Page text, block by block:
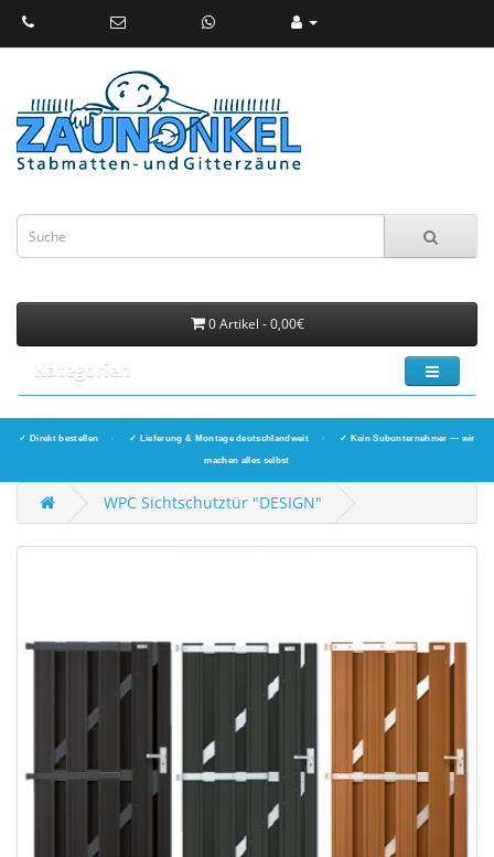
0 Artikel - 0,00€
Kategorien
✓ Direkt bestellen · ✓ Lieferung & Montage deutschlandweit · ✓ Kein Subunternehmer — wir
machen alles selbst
WPC Sichtschutztür "DESIGN"